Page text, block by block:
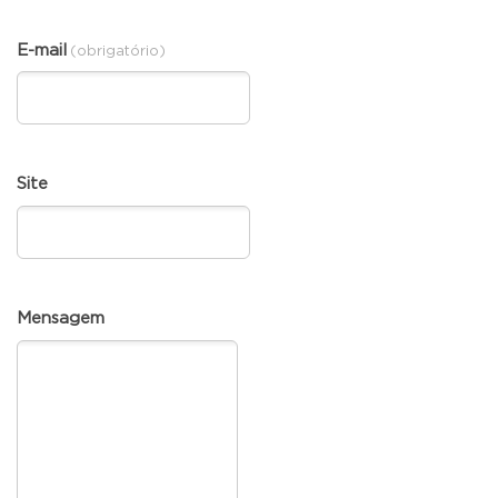
E-mail (obrigatório)
Site
Mensagem